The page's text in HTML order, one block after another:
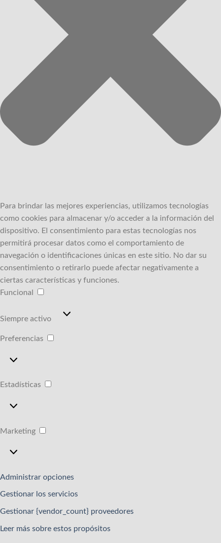
Para brindar las mejores experiencias, utilizamos tecnologías
como cookies para almacenar y/o acceder a la información del
dispositivo. El consentimiento para estas tecnologías nos
permitirá procesar datos como el comportamiento de
navegación o identificaciones únicas en este sitio. No dar su
consentimiento o retirarlo puede afectar negativamente a
ciertas características y funciones.
Funcional
Siempre activo
Preferencias
Preferencias
Estadísticas
Estadísticas
Marketing
Marketing
Administrar opciones
Gestionar los servicios
Gestionar {vendor_count} proveedores
Leer más sobre estos propósitos